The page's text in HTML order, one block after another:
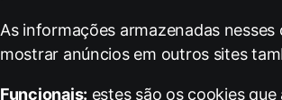
As informações armazenadas
mostrar anúncios em outros sites
Funcionais: estes são os cookies